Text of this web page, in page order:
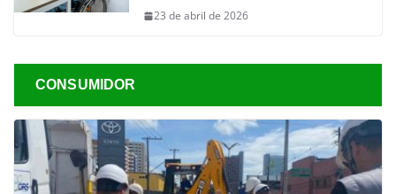
23 de abril de 2026
CONSUMIDOR